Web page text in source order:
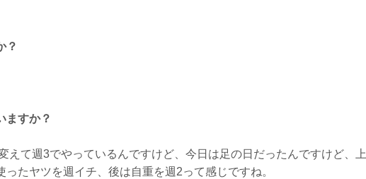
？
ますか？
えて週3でやっているんですけど、今日は足の日だったんですけど、上
たヤツを週イチ、後は自重を週2って感じですね。